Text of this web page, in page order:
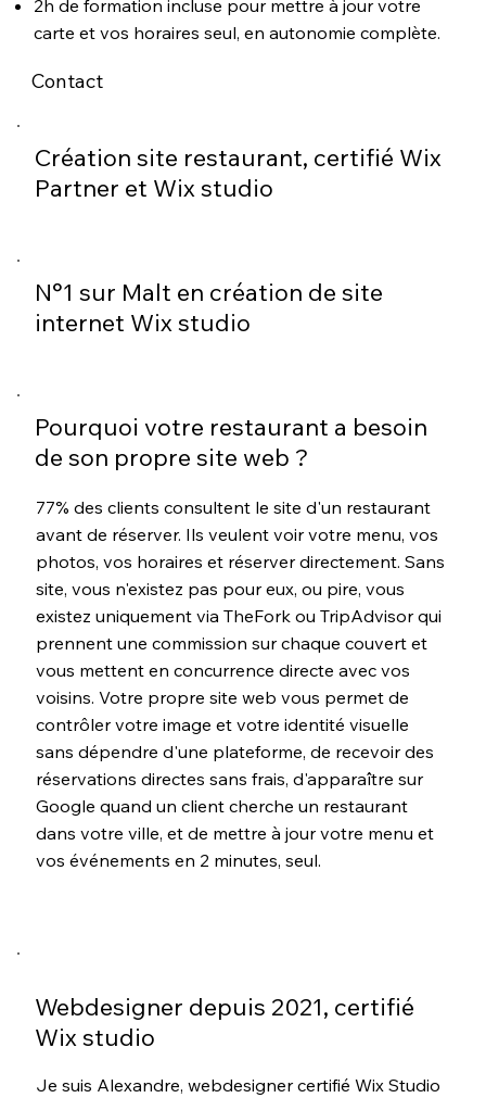
2h de formation incluse pour mettre à jour votre
carte et vos horaires seul, en autonomie complète.
Contact
Création site restaurant, certifié Wix
Partner et Wix studio
N°1 sur Malt en création de site
internet Wix studio
Pourquoi votre restaurant a besoin
de son propre site web ?
77% des clients consultent le site d'un restaurant
avant de réserver. Ils veulent voir votre menu, vos
photos, vos horaires et réserver directement. Sans
site, vous n'existez pas pour eux, ou pire, vous
existez uniquement via TheFork ou TripAdvisor qui
prennent une commission sur chaque couvert et
vous mettent en concurrence directe avec vos
voisins. Votre propre site web vous permet de
contrôler votre image et votre identité visuelle
sans dépendre d'une plateforme, de recevoir des
réservations directes sans frais, d'apparaître sur
Google quand un client cherche un restaurant
dans votre ville, et de mettre à jour votre menu et
vos événements en 2 minutes, seul.
Webdesigner depuis 2021, certifié
Wix studio
Je suis Alexandre, webdesigner certifié Wix Studio